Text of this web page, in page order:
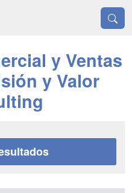
y Ventas
y Valor